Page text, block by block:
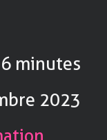
minutes
2023